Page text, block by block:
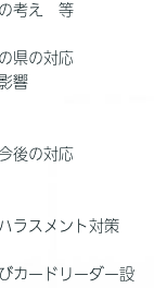
考え 等
県の対応
響
後の対応
スメント対策
ードリーダー設